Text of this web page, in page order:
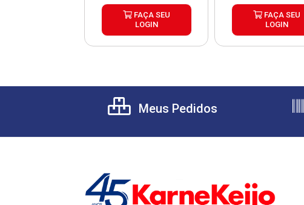
FAÇA SEU
LOGIN
FAÇA SEU
LOGIN
Meus Pedidos